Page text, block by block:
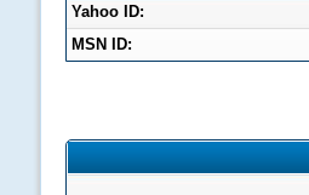
Yahoo ID:
MSN ID: